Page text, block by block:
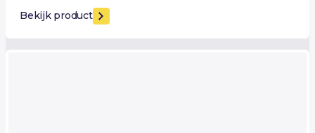
Bekijk product